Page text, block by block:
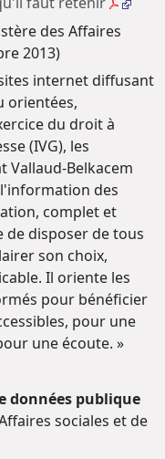
des Affaires
2013)
internet diffusant
orientées,
du droit à
(IVG), les
Vallaud-Belkacem
des
complet et
de disposer de tous
son choix,
Il oriente les
pour bénéficier
pour une
une écoute. »
données publique
sociales et de